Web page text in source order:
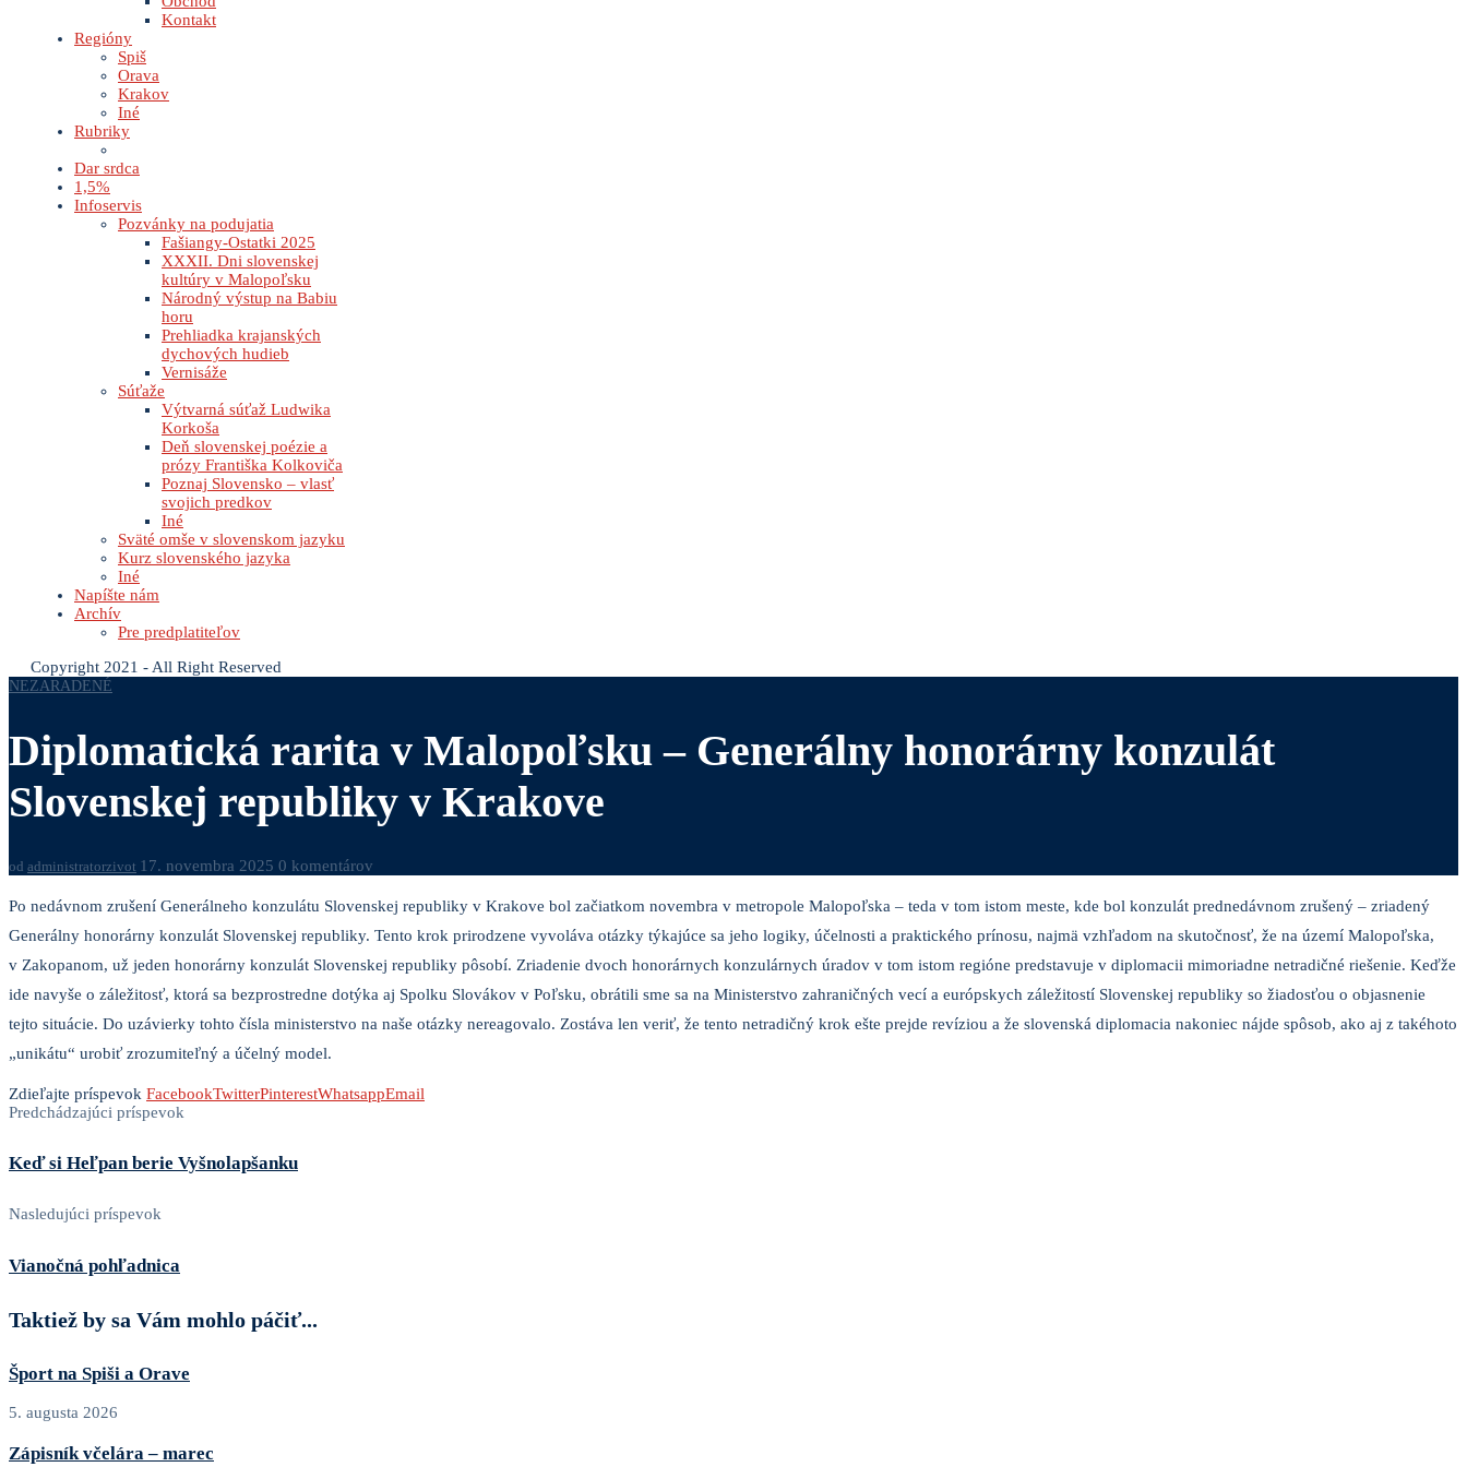
Kontakt
Regióny
Spiš
Orava
Krakov
Iné
Rubriky
Dar srdca
1,5%
Infoservis
Pozvánky na podujatia
Fašiangy-Ostatki 2025
XXXII. Dni slovenskej
kultúry v Malopoľsku
Národný výstup na Babiu
horu
Prehliadka krajanských
dychových hudieb
Vernisáže
Súťaže
Výtvarná súťaž Ludwika
Korkoša
Deň slovenskej poézie a
prózy Františka Kolkoviča
Poznaj Slovensko – vlasť
svojich predkov
Iné
Sväté omše v slovenskom jazyku
Kurz slovenského jazyka
Iné
Napíšte nám
Archív
Pre predplatiteľov
Copyright 2021 - All Right Reserved
NEZARADENÉ
Diplomatická rarita v Malopoľsku – Generálny honorárny konzulát
Slovenskej republiky v Krakove
od administratorzivot 17. novembra 2025 0 komentárov
Po nedávnom zrušení Generálneho konzulátu Slovenskej republiky v Krakove bol začiatkom novembra v me­tropole Malopoľska – teda v tom istom meste, kde bol konzulát prednedávnom zrušený – zriadený
Generálny honorárny konzulát Slovenskej republiky. Tento krok prirodzene vyvoláva otázky týkajúce sa jeho logiky, účelnosti a praktického prínosu, najmä vzhľadom na skutočnosť, že na území Malopoľska,
v Zakopanom, už jeden honorárny konzulát Slovenskej republiky pôsobí. Zriadenie dvoch honorárnych konzulárnych úradov v tom istom regióne predstavuje v diplomacii mimoriadne netradičné riešenie. Keď­že
ide navyše o záležitosť, ktorá sa bezprostredne dotýka aj Spolku Slovákov v Poľsku, obrátili sme sa na Ministerstvo zahraničných vecí a európskych záležitostí Slovenskej republiky so žiadosťou o objasnenie
tejto situácie. Do uzávierky tohto čísla ministerstvo na naše otázky nereagovalo. Zostáva len veriť, že tento netradičný krok ešte prejde revíziou a že slovenská diplomacia nakoniec nájde spôsob, ako aj z takéhoto
„unikátu“ urobiť zrozumiteľný a účelný model.
Zdieľajte príspevok FacebookTwitterPinterestWhatsappEmail
Predchádzajúci príspevok
Keď si Heľpan berie Vyšnolapšanku
Nasledujúci príspevok
Vianočná pohľadnica
Taktiež by sa Vám mohlo páčiť...
Šport na Spiši a Orave
5. augusta 2026
Zápisník včelára – marec